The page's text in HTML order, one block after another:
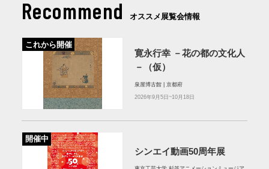
Recommend オススメ展覧会情報
これから開催
寛永行幸 －花の都の文化人
－（仮）
泉屋博古館 | 京都府
2026年9月5日~10月18日
開催中
シンエイ動画50周年展